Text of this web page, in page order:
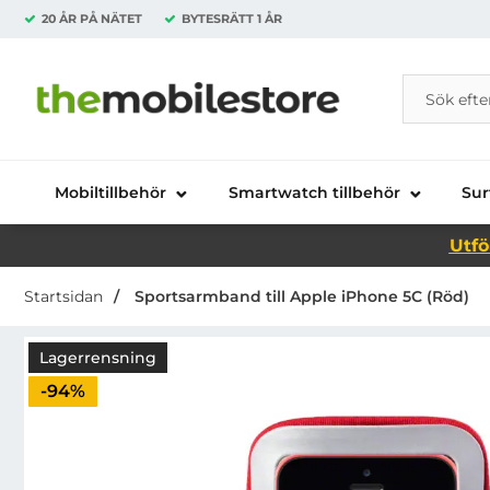
20 ÅR PÅ NÄTET BYTESRÄTT 1 ÅR
Startsidan för Danira Telecom AB
Sök
Sök på
Mobiltillbehör Smartwatch tillbehör
Startsidan Sportsarmband till Apple iPhone 5C (Röd)
Lagerrensning
Priset är nedsatt med
-94%